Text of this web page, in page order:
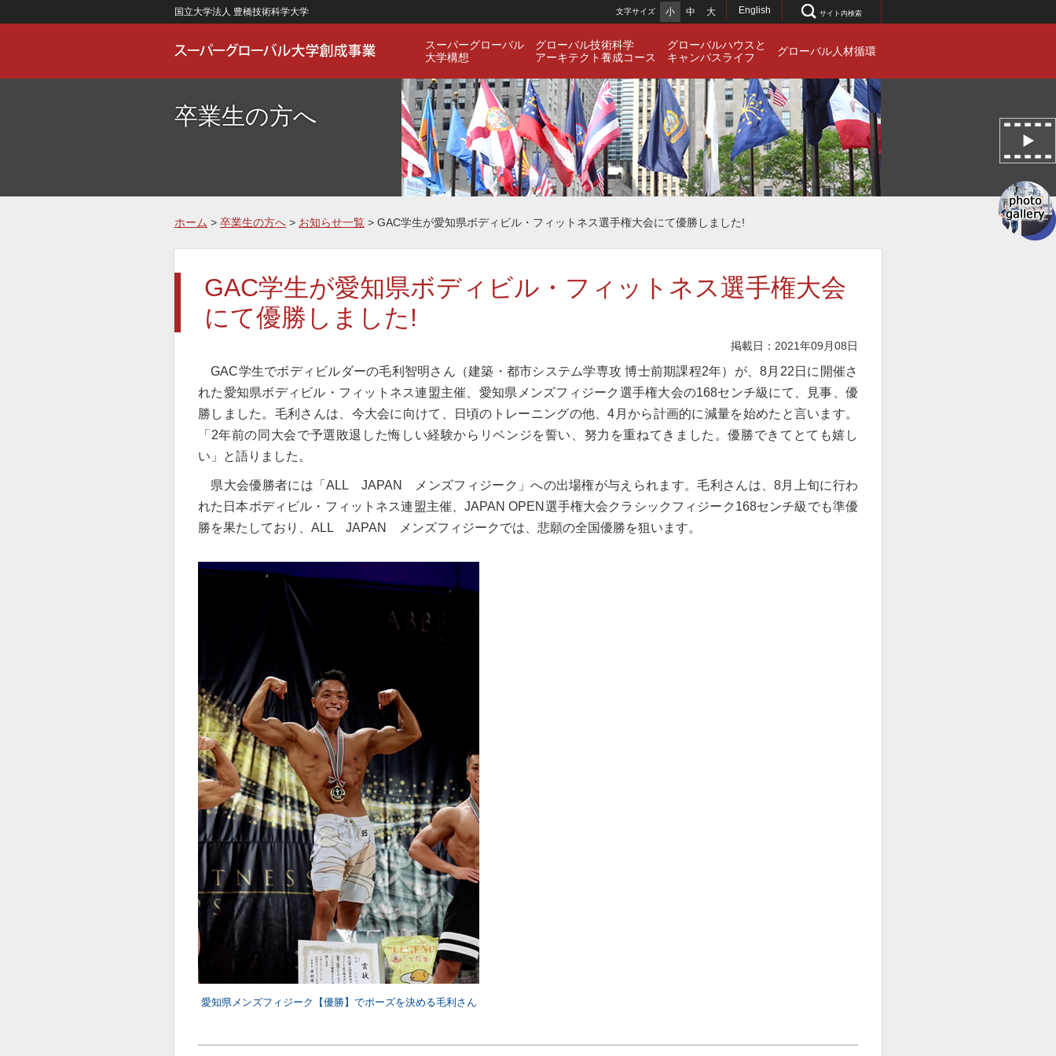
国立大学法人 豊橋技術科学大学 文字サイズ 小 中 大 English サイト内検索
スーパーグローバル
大学構想
グローバル技術科学
アーキテクト養成コース
グローバルハウスと
キャンパスライフ
グローバル人材循環
卒業生の方へ
ホーム > 卒業生の方へ > お知らせ一覧 > GAC学生が愛知県ボディビル・フィットネス選手権大会にて優勝しました!
GAC学生が愛知県ボディビル・フィットネス選手権大会
にて優勝しました!
掲載日：2021年09月08日
GAC学生でボディビルダーの毛利智明さん（建築・都市システム学専攻 博士前期課程2年）が、8月 22 日に開催さ
れた愛知県ボディビル・フィットネス連盟主催、愛知県メンズフィジーク選手権大会の168センチ級にて、見事、優
勝しました。毛利さんは、今大会に向けて、日頃のトレーニングの他、4 月から計画的に減量を始めたと言います。
「 2年前の同大会で予選敗退した悔しい経験からリベンジを誓い、努力を重ねてきました。優勝できてとても嬉し
い」と語りました。
県大会優勝者には「ALL JAPAN メンズフィジーク」への出場権が与えられます。毛利さんは、8月上旬に行わ
れた日本ボディビル・フィットネス連盟主催、JAPAN OPEN 選手権大会クラシックフィジーク 168センチ級でも準優
勝を果たしており、 ALL JAPAN メンズフィジークでは、悲願の全国優勝を狙います。
愛知県メンズフィジーク【優勝】でポーズを決める毛利さん